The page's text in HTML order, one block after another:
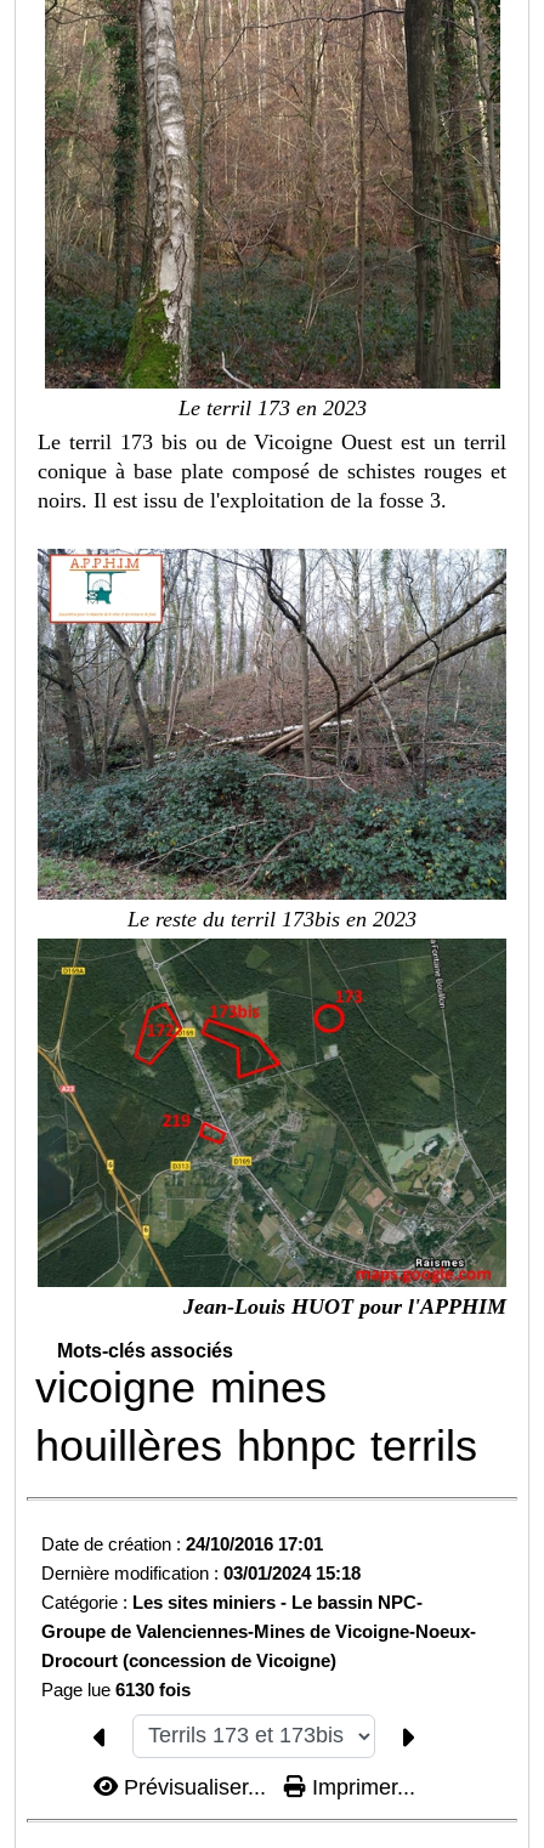
Le terril 173 en 2023
Le terril 173 bis ou de Vicoigne Ouest est un terril
conique à base plate composé de schistes rouges et
noirs. Il est issu de l'exploitation de la fosse 3.
Le reste du terril 173bis en 2023
Jean-Louis HUOT pour l'APPHIM
Mots-clés associés
vicoigne mines
houillères hbnpc terrils
Date de création :24/10/2016 17:01
Dernière modification :03/01/2024 15:18
Catégorie : Les sites miniers - Le bassin NPC-
Groupe de Valenciennes-Mines de Vicoigne-Noeux-
Drocourt (concession de Vicoigne)
Page lue6130 fois
Prévisualiser... Imprimer...